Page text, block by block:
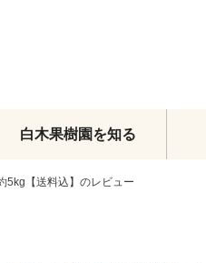
ブラッドオレンジ
白木果樹園を知る
5kg【送料込】のレビュー